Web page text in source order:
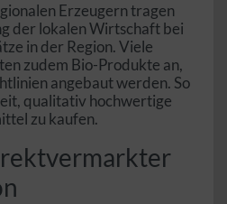
Erzeugern tragen
der lokalen Wirtschaft bei
in der Region. Viele
zudem Bio-Produkte an,
angebaut werden. So
qualitativ hochwertige
zu kaufen.